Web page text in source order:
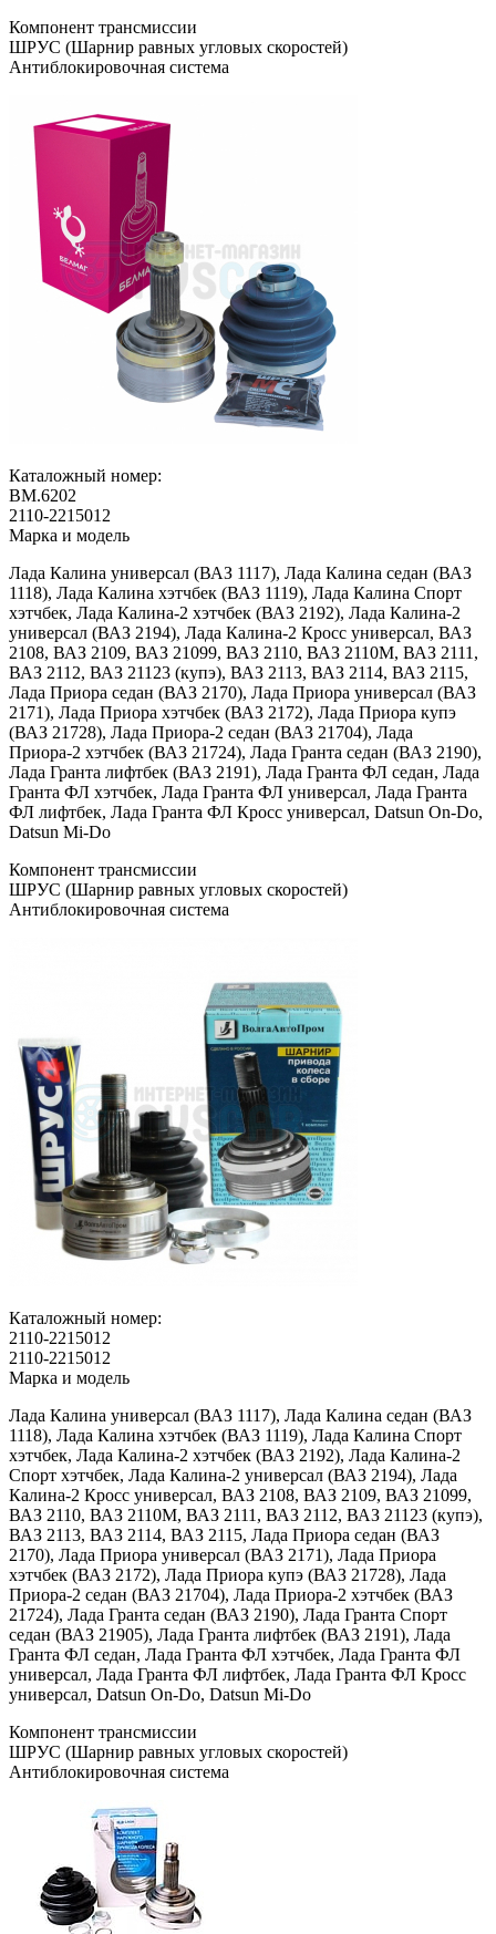
Компонент трансмиссии
ШРУС (Шарнир равных угловых скоростей)
Антиблокировочная система
Каталожный номер:
BM.6202
2110-2215012
Марка и модель
Лада Калина универсал (ВАЗ 1117), Лада Калина седан (ВАЗ
1118), Лада Калина хэтчбек (ВАЗ 1119), Лада Калина Спорт
хэтчбек, Лада Калина-2 хэтчбек (ВАЗ 2192), Лада Калина-2
универсал (ВАЗ 2194), Лада Калина-2 Кросс универсал, ВАЗ
2108, ВАЗ 2109, ВАЗ 21099, ВАЗ 2110, ВАЗ 2110М, ВАЗ 2111,
ВАЗ 2112, ВАЗ 21123 (купэ), ВАЗ 2113, ВАЗ 2114, ВАЗ 2115,
Лада Приора седан (ВАЗ 2170), Лада Приора универсал (ВАЗ
2171), Лада Приора хэтчбек (ВАЗ 2172), Лада Приора купэ
(ВАЗ 21728), Лада Приора-2 седан (ВАЗ 21704), Лада
Приора-2 хэтчбек (ВАЗ 21724), Лада Гранта седан (ВАЗ 2190),
Лада Гранта лифтбек (ВАЗ 2191), Лада Гранта ФЛ седан, Лада
Гранта ФЛ хэтчбек, Лада Гранта ФЛ универсал, Лада Гранта
ФЛ лифтбек, Лада Гранта ФЛ Кросс универсал, Datsun On-Do,
Datsun Mi-Do
Компонент трансмиссии
ШРУС (Шарнир равных угловых скоростей)
Антиблокировочная система
Каталожный номер:
2110-2215012
2110-2215012
Марка и модель
Лада Калина универсал (ВАЗ 1117), Лада Калина седан (ВАЗ
1118), Лада Калина хэтчбек (ВАЗ 1119), Лада Калина Спорт
хэтчбек, Лада Калина-2 хэтчбек (ВАЗ 2192), Лада Калина-2
Спорт хэтчбек, Лада Калина-2 универсал (ВАЗ 2194), Лада
Калина-2 Кросс универсал, ВАЗ 2108, ВАЗ 2109, ВАЗ 21099,
ВАЗ 2110, ВАЗ 2110М, ВАЗ 2111, ВАЗ 2112, ВАЗ 21123 (купэ),
ВАЗ 2113, ВАЗ 2114, ВАЗ 2115, Лада Приора седан (ВАЗ
2170), Лада Приора универсал (ВАЗ 2171), Лада Приора
хэтчбек (ВАЗ 2172), Лада Приора купэ (ВАЗ 21728), Лада
Приора-2 седан (ВАЗ 21704), Лада Приора-2 хэтчбек (ВАЗ
21724), Лада Гранта седан (ВАЗ 2190), Лада Гранта Спорт
седан (ВАЗ 21905), Лада Гранта лифтбек (ВАЗ 2191), Лада
Гранта ФЛ седан, Лада Гранта ФЛ хэтчбек, Лада Гранта ФЛ
универсал, Лада Гранта ФЛ лифтбек, Лада Гранта ФЛ Кросс
универсал, Datsun On-Do, Datsun Mi-Do
Компонент трансмиссии
ШРУС (Шарнир равных угловых скоростей)
Антиблокировочная система